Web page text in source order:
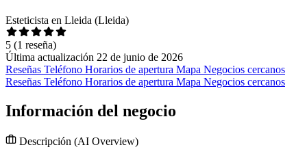
Esteticista en Lleida (Lleida)
5 (1 reseña)
Última actualización 22 de junio de 2026
Reseñas Teléfono Horarios de apertura Mapa Negocios cercanos
Reseñas Teléfono Horarios de apertura Mapa Negocios cercanos
Información del negocio
Descripción (AI Overview)